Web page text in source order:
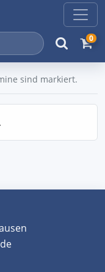
0
sind markiert.